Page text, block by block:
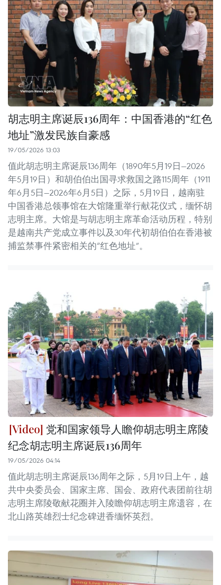
胡志明主席诞辰136周年：中国香港的“红色
地址”激发民族自豪感
19/05/2026 13:03
值此胡志明主席诞辰136周年（1890年5月19日—2026
年5月19日）和胡伯伯出国寻求救国之路115周年（1911
年6月5日—2026年6月5日）之际，5月19日，越南驻
中国香港总领事馆在大馆隆重举行献花仪式，缅怀胡
志明主席。大馆是与胡志明主席革命活动历程，特别
是越南共产党成立事件以及30年代初胡伯伯在香港被
捕监禁事件紧密相关的“红色地址”。
党和国家领导人瞻仰胡志明主席陵
纪念胡志明主席诞辰136周年
19/05/2026 04:14
值此胡志明主席诞辰136周年之际，5月19日上午，越
共中央委员会、国家主席、国会、政府代表团前往胡
志明主席陵敬献花圈并入陵瞻仰胡志明主席遗容，在
北山路英雄烈士纪念碑进香缅怀英烈。